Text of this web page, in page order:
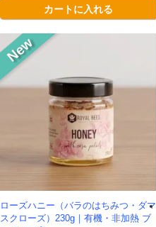
が持つ華やかな風味は、ハーブティーや焼き菓子
との相性も格別です。
カートに入れる
ローズハニー（バラのはちみつ・ダマ
スクローズ）230g｜有機・非加熱 ブ